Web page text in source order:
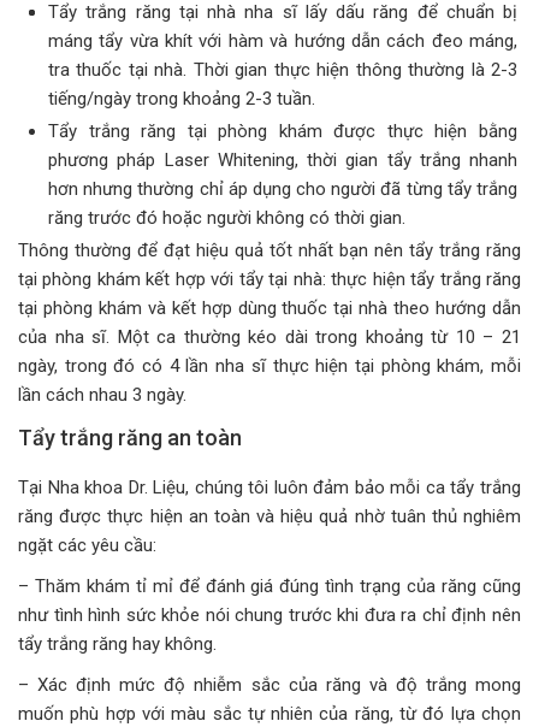
Tẩy trắng răng tại nhà nha sĩ lấy dấu răng để chuẩn bị
máng tẩy vừa khít với hàm và hướng dẫn cách đeo máng,
tra thuốc tại nhà. Thời gian thực hiện thông thường là 2-3
tiếng/ngày trong khoảng 2-3 tuần.
Tẩy trắng răng tại phòng khám được thực hiện bằng
phương pháp Laser Whitening, thời gian tẩy trắng nhanh
hơn nhưng thường chỉ áp dụng cho người đã từng tẩy trắng
răng trước đó hoặc người không có thời gian.
Thông thường để đạt hiệu quả tốt nhất bạn nên tẩy trắng răng
tại phòng khám kết hợp với tẩy tại nhà: thực hiện tẩy trắng răng
tại phòng khám và kết hợp dùng thuốc tại nhà theo hướng dẫn
của nha sĩ. Một ca thường kéo dài trong khoảng từ 10 – 21
ngày, trong đó có 4 lần nha sĩ thực hiện tại phòng khám, mỗi
lần cách nhau 3 ngày.
Tẩy trắng răng an toàn
Tại Nha khoa Dr. Liệu, chúng tôi luôn đảm bảo mỗi ca tẩy trắng
răng được thực hiện an toàn và hiệu quả nhờ tuân thủ nghiêm
ngặt các yêu cầu:
– Thăm khám tỉ mỉ để đánh giá đúng tình trạng của răng cũng
như tình hình sức khỏe nói chung trước khi đưa ra chỉ định nên
tẩy trắng răng hay không.
– Xác định mức độ nhiễm sắc của răng và độ trắng mong
muốn phù hợp với màu sắc tự nhiên của răng, từ đó lựa chọn